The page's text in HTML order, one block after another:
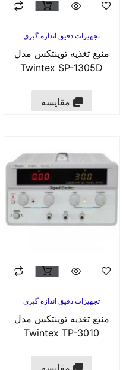
تجهیزات دقیق اندازه گیری
منبع تغذیه توینتکس مدل
Twintex SP-1305D
مقایسه
تجهیزات دقیق اندازه گیری
منبع تغذیه توینتکس مدل
Twintex TP-3010
مقایسه